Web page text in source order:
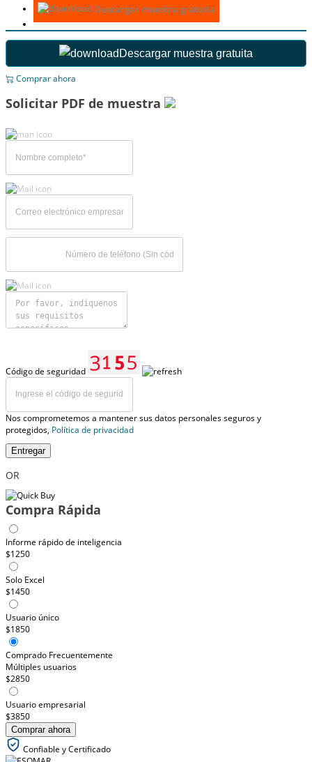
Descargar muestra gratuita
Descargar muestra gratuita
Comprar ahora
Solicitar PDF de muestra
Código de seguridad
Nos comprometemos a mantener sus datos personales seguros y
protegidos, Política de privacidad
Entregar
OR
Compra Rápida
Informe rápido de inteligencia
$1250
Solo Excel
$1450
Usuario único
$1850
Comprado Frecuentemente
Múltiples usuarios
$2850
Usuario empresarial
$3850
Comprar ahora
Confiable y Certificado